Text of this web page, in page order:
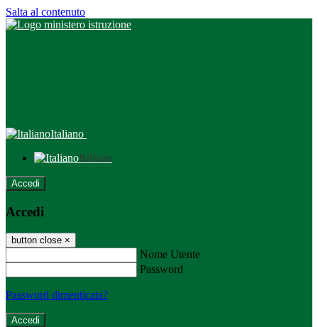
Salta al contenuto
Italiano
Italiano
Accedi
Accedi
button close ×
Nome Utente
Password
Password dimenticata?